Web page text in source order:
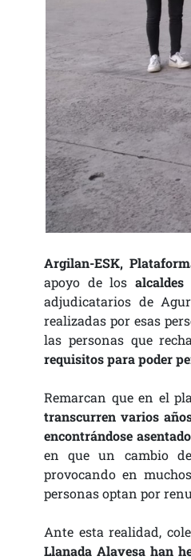
Argilan-ESK,
apoyo de los
adjudicatarios de
realizadas por esas
las personas que
requisitos para poder
Remarcan que en el
transcurren varios
encontrándose
en que un cambio
provocando en
personas optan por
Ante esta realidad,
Llanada Alavesa han